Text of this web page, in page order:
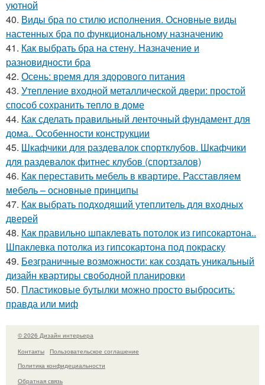
уютной
40. Виды бра по стилю исполнения. Основные виды
настенных бра по функциональному назначению
41. Как выбрать бра на стену. Назначение и
разновидности бра
42. Осень: время для здорового питания
43. Утепление входной металлической двери: простой
способ сохранить тепло в доме
44. Как сделать правильный ленточный фундамент для
дома.. Особенности конструкции
45. Шкафчики для раздевалок спортклубов. Шкафчики
для раздевалок фитнес клубов (спортзалов)
46. Как переставить мебель в квартире. Расставляем
мебель – основные принципы
47. Как выбрать подходящий утеплитель для входных
дверей
48. Как правильно шпаклевать потолок из гипсокартона..
Шпаклевка потолка из гипсокартона под покраску
49. Безграничные возможности: как создать уникальный
дизайн квартиры свободной планировки
50. Пластиковые бутылки можно просто выбросить:
правда или миф
© 2026 Дизайн интерьера
Контакты
Пользовательское соглашение
Политика конфидециальности
Обратная связь